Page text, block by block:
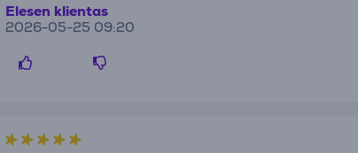
Elesen klientas
2026-05-25 09:20